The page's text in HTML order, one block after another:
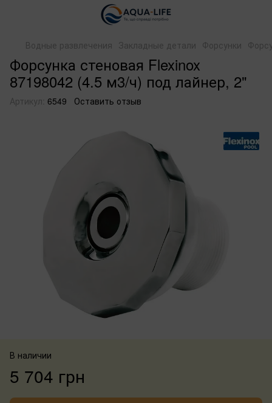
Водные развлечения Закладные детали Форсунки
Форсунка стеновая Flexinox
87198042 (4.5 м3/ч) под лайнер, 2"
Артикул: 6549 Оставить отзыв
В наличии
5 704 грн